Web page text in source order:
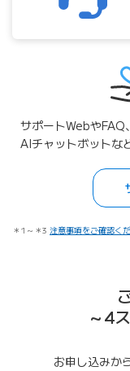
サポートWebやFAQ
AIチャットボットな
＊1～＊3 注意事項をご確認く
～4
お申し込みか